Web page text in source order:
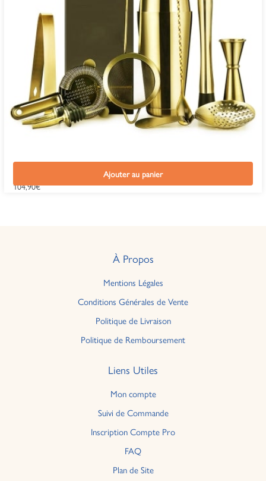
Kit Cocktail Shaker Boston Or
104,90€
Ajouter au panier
À Propos
Mentions Légales
Conditions Générales de Vente
Politique de Livraison
Politique de Remboursement
Liens Utiles
Mon compte
Suivi de Commande
Inscription Compte Pro
FAQ
Plan de Site